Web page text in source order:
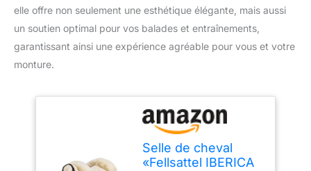
elle offre non seulement une esthétique élégante, mais aussi
un soutien optimal pour vos balades et entraînements,
garantissant ainsi une expérience agréable pour vous et votre
monture.
Selle de cheval
«Fellsattel IBERICA